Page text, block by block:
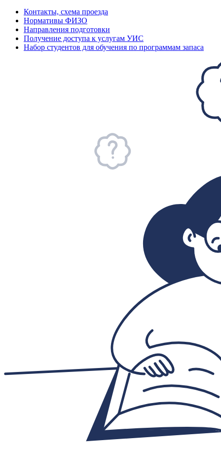
Контакты, схема проезда
Нормативы ФИЗО
Направления подготовки
Получение доступа к услугам УИС
Набор студентов для обучения по программам запаса